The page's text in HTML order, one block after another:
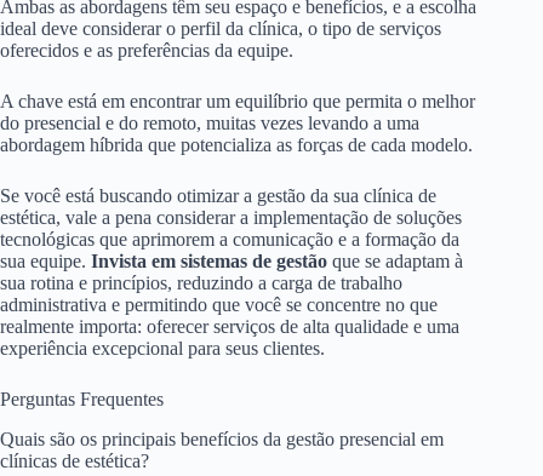
Ambas as abordagens têm seu espaço e benefícios, e a escolha
ideal deve considerar o perfil da clínica, o tipo de serviços
oferecidos e as preferências da equipe.
A chave está em encontrar um equilíbrio que permita o melhor
do presencial e do remoto, muitas vezes levando a uma
abordagem híbrida que potencializa as forças de cada modelo.
Se você está buscando otimizar a gestão da sua clínica de
estética, vale a pena considerar a implementação de soluções
tecnológicas que aprimorem a comunicação e a formação da
sua equipe. Invista em sistemas de gestão que se adaptam à
sua rotina e princípios, reduzindo a carga de trabalho
administrativa e permitindo que você se concentre no que
realmente importa: oferecer serviços de alta qualidade e uma
experiência excepcional para seus clientes.
Perguntas Frequentes
Quais são os principais benefícios da gestão presencial em
clínicas de estética?